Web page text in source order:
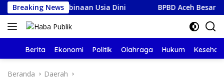
Langsung
ke
konten
Breaking News
Pembinaan Usia Dini BPBD Aceh Besar
Beranda
Berita Ekonomi Politik Olahraga Hukum
Beranda Daerah